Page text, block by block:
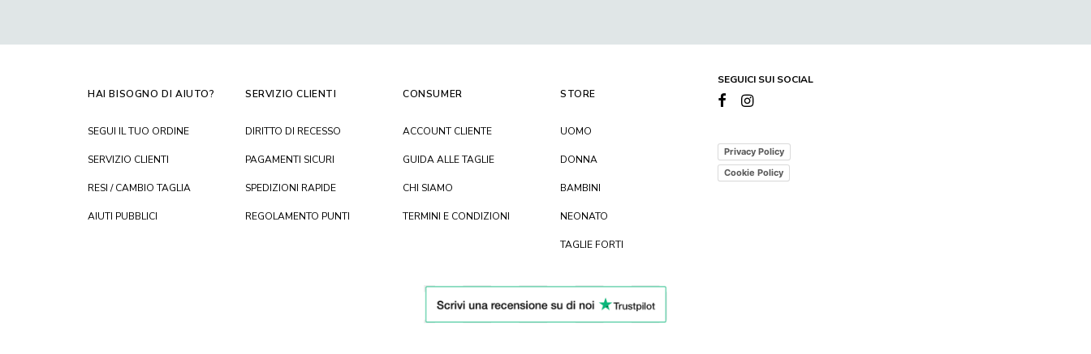
HAI BISOGNO DI AIUTO?
SEGUI IL TUO ORDINE
SERVIZIO CLIENTI
RESI / CAMBIO TAGLIA
AIUTI PUBBLICI
SERVIZIO CLIENTI
DIRITTO DI RECESSO
PAGAMENTI SICURI
SPEDIZIONI RAPIDE
REGOLAMENTO PUNTI
CONSUMER
ACCOUNT CLIENTE
GUIDA ALLE TAGLIE
CHI SIAMO
TERMINI E CONDIZIONI
STORE
UOMO
DONNA
BAMBINI
NEONATO
TAGLIE FORTI
SEGUICI SUI SOCIAL
Privacy Policy
Cookie Policy